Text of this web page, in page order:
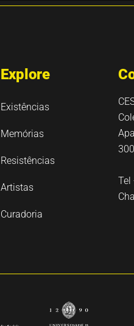
Explore
Existências
Memórias
Resistências
Artistas
Curadoria
Tel